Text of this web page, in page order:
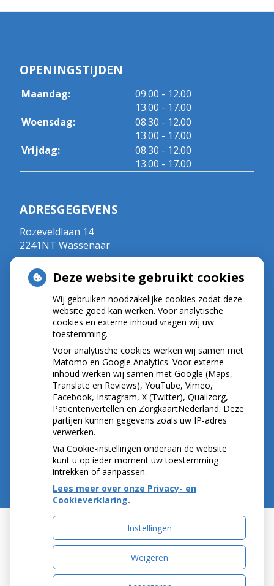
OPENINGSTIJDEN
Maandag: 09.00 tot
- 12.00
13.00 tot
- 17.00
Woensdag:
08.30 tot
- 12.00
13.00 tot
- 17.00
Vrijdag:
08.30 tot
- 12.00
13.00 tot
- 17.00
ADRESGEGEVENS
Rozeveldlaan 14
2241NT Wassenaar
E-mail:
r.crul@kpnplanet.nl
BIG-nummer ; 09020533702
NIEUWS
Let op: valse Infomedics-mails over
openstaande rekening
Tanden bleken? Laat het veilig doen!
Gezond tandvlees: de basis voor een gezonde
mond
Naar de tandarts in het buitenland? Wees op je
hoede!
Uw Zorg Online|Beheer
Deze website gebruikt cookies
Wij gebruiken noodzakelijke cookies zodat deze
website goed kan werken. Voor analytische
cookies en externe inhoud vragen wij uw
toestemming.
Voor analytische cookies werken wij samen met
Matomo en Google Analytics. Voor externe
inhoud werken wij samen met Google (Maps,
Translate en Reviews), YouTube, Vimeo,
Facebook, Instagram, X (Twitter), Qualizorg,
Patiëntenvertellen en ZorgkaartNederland. Deze
partijen kunnen gegevens zoals uw IP-adres
verwerken.
Via Cookie-instellingen onderaan de website
kunt u op ieder moment uw toestemming
intrekken of aanpassen.
Lees meer over onze Privacy- en
Cookieverklaring.
Instellingen
Weigeren